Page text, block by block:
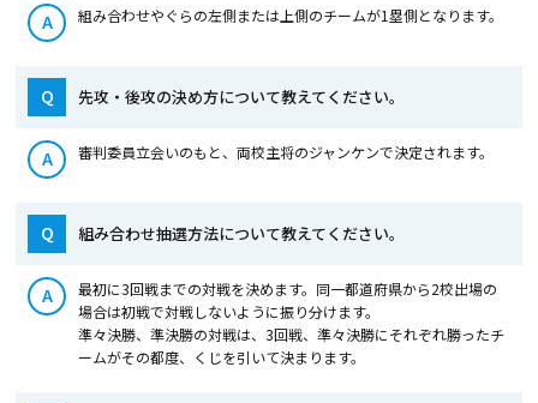
A 組み合わせやぐらの左側または上側のチームが1塁側となります。
Q 先攻・後攻の決め方について教えてください。
A 審判委員立会いのもと、両校主将のジャンケンで決定されます。
Q 組み合わせ抽選方法について教えてください。
A
最初に3回戦までの対戦を決めます。同一都道府県から2校出場の
場合は初戦で対戦しないように振り分けます。
準々決勝、準決勝の対戦は、3回戦、準々決勝にそれぞれ勝ったチ
ームがその都度、くじを引いて決まります。